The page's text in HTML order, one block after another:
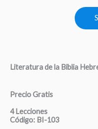
Literatura de la Biblia
Precio Gratis
4 Lecciones
Código: BI-103